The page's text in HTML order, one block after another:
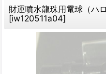
財運噴水龍珠用電球（ハ
[iw120511a04]